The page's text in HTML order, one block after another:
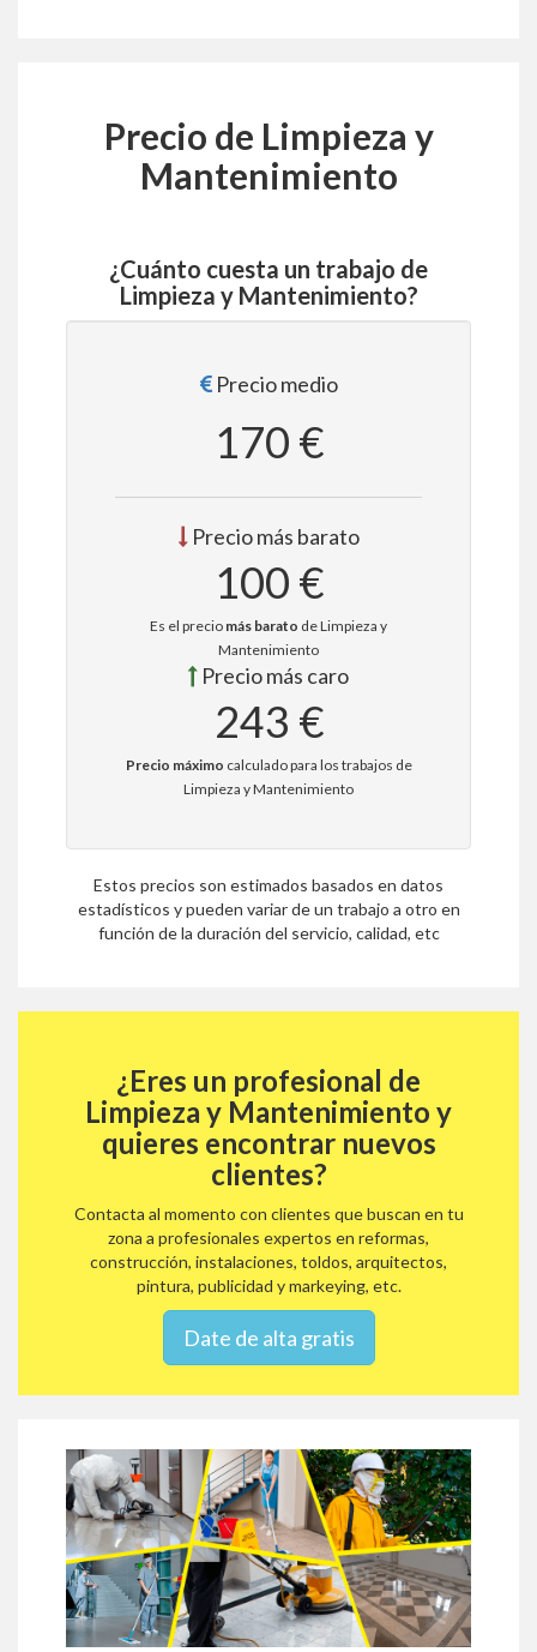
Precio de Limpieza y
Mantenimiento
¿Cuánto cuesta un trabajo de
Limpieza y Mantenimiento?
Precio medio
170 €
Precio más barato
100 €
Es el precio más barato de Limpieza y
Mantenimiento
Precio más caro
243 €
Precio máximo calculado para los trabajos de
Limpieza y Mantenimiento
Estos precios son estimados basados en datos
estadísticos y pueden variar de un trabajo a otro en
función de la duración del servicio, calidad, etc
¿Eres un profesional de
Limpieza y Mantenimiento y
quieres encontrar nuevos
clientes?
Contacta al momento con clientes que buscan en tu
zona a profesionales expertos en reformas,
construcción, instalaciones, toldos, arquitectos,
pintura, publicidad y markeying, etc.
Date de alta gratis